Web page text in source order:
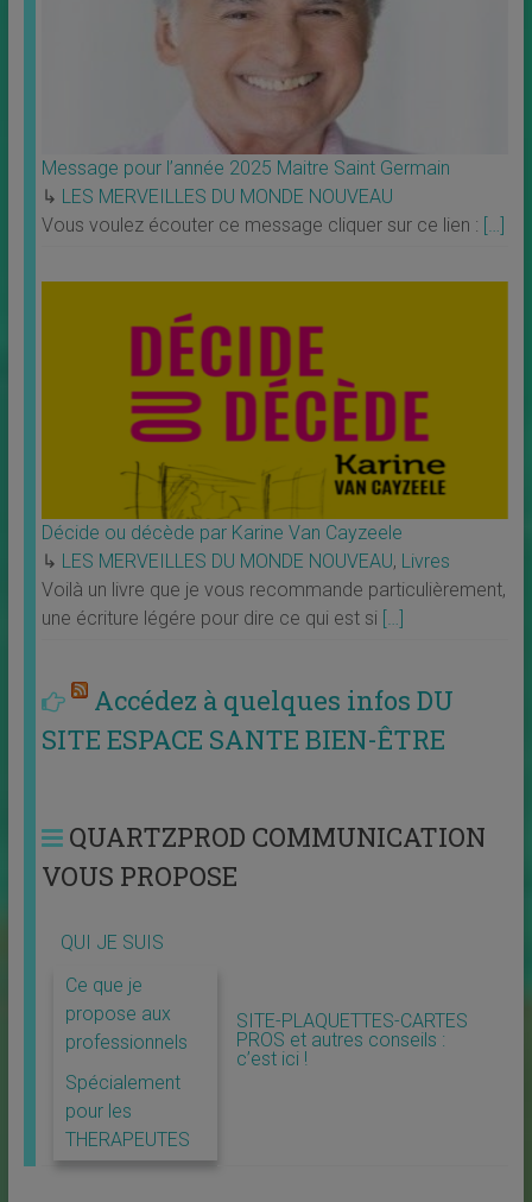
Message pour l’année 2025 Maitre Saint Germain
↳ LES MERVEILLES DU MONDE NOUVEAU
Vous voulez écouter ce message cliquer sur ce lien : […]
Décide ou décède par Karine Van Cayzeele
↳ LES MERVEILLES DU MONDE NOUVEAU, Livres
Voilà un livre que je vous recommande particulièrement,
une écriture légére pour dire ce qui est si […]
Accédez à quelques infos DU
SITE ESPACE SANTE BIEN-ÊTRE
QUARTZPROD COMMUNICATION
VOUS PROPOSE
QUI JE SUIS
Ce que je
propose aux
professionnels
Spécialement
pour les
THERAPEUTES
SITE-PLAQUETTES-CARTES
PROS et autres conseils :
c’est ici !